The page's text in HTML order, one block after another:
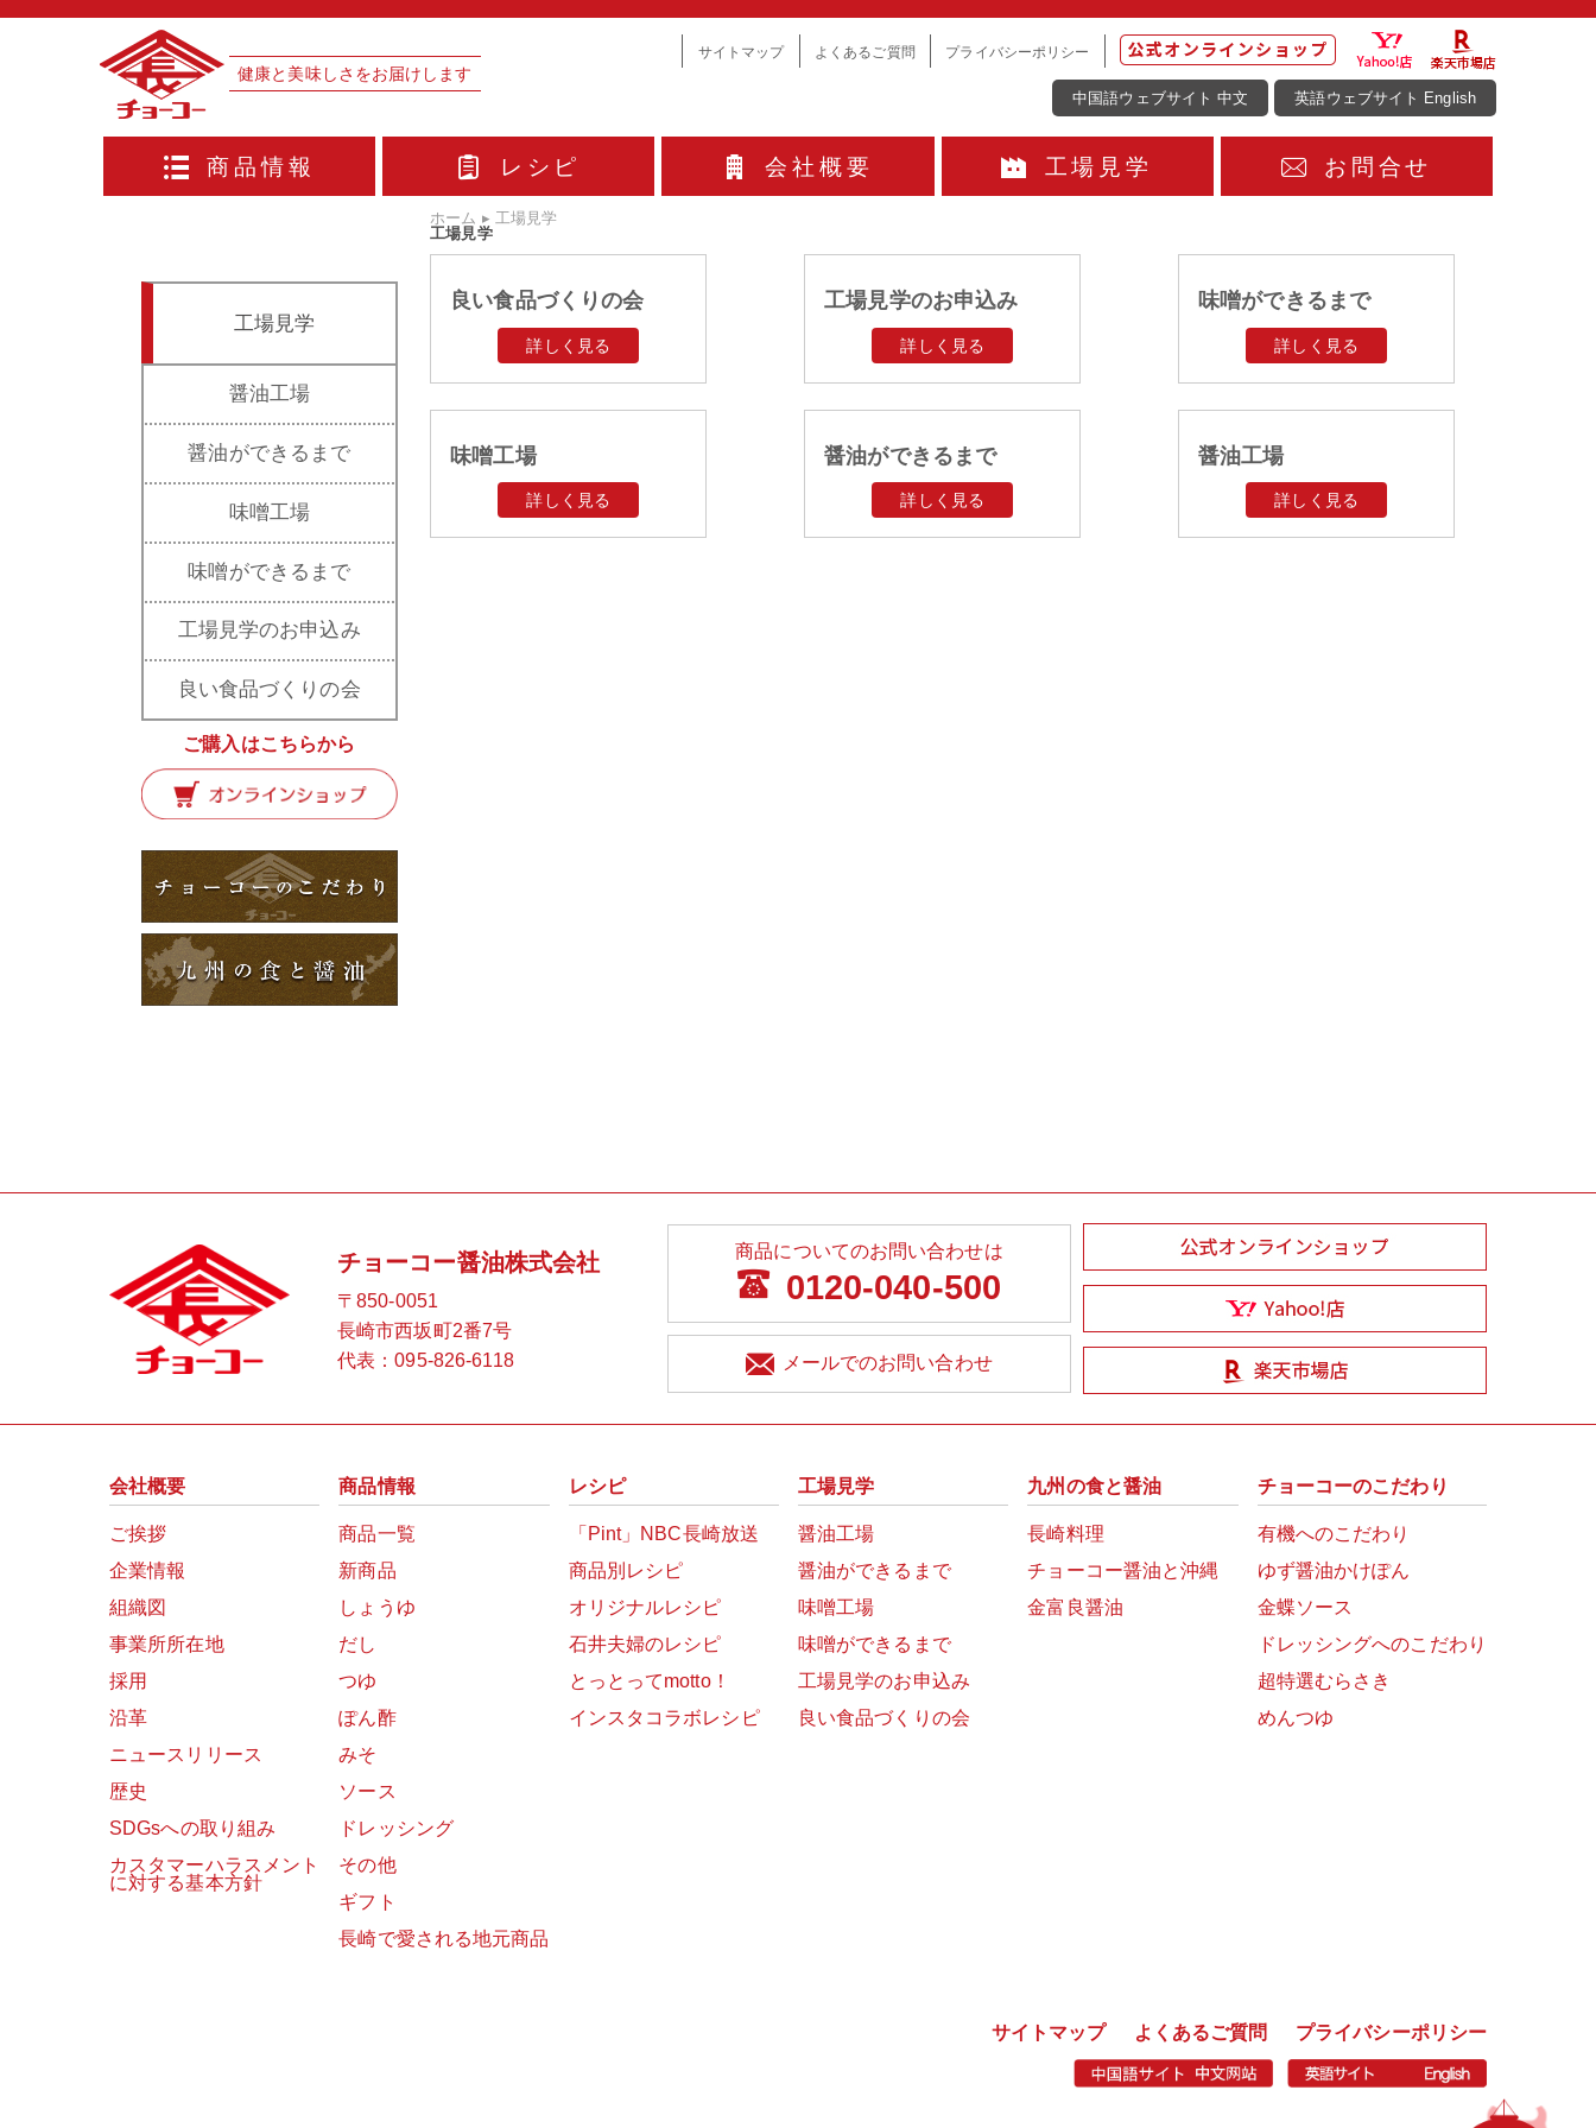
健康と美味しさをお届けします
サイトマップ よくあるご質問 プライバシーポリシー
中国語ウェブサイト 中文 英語ウェブサイト English
商品情報 レシピ 会社概要 工場見学 お問合せ
工場見学
醤油工場
醤油ができるまで
味噌工場
味噌ができるまで
工場見学のお申込み
良い食品づくりの会
ご購入はこちらから
ホーム ▸ 工場見学
工場見学
良い食品づくりの会
詳しく見る
工場見学のお申込み
詳しく見る
味噌ができるまで
詳しく見る
味噌工場
詳しく見る
醤油ができるまで
詳しく見る
醤油工場
詳しく見る
チョーコー醤油株式会社
〒850-0051
長崎市西坂町2番7号
代表：095-826-6118
商品についてのお問い合わせは
0120-040-500
メールでのお問い合わせ
会社概要
ご挨拶
企業情報
組織図
事業所所在地
採用
沿革
ニュースリリース
歴史
SDGsへの取り組み
カスタマーハラスメント
に対する基本方針
商品情報
商品一覧
新商品
しょうゆ
だし
つゆ
ぽん酢
みそ
ソース
ドレッシング
その他
ギフト
長崎で愛される地元商品
レシピ
「Pint」NBC長崎放送
商品別レシピ
オリジナルレシピ
石井夫婦のレシピ
とっとってmotto！
インスタコラボレシピ
工場見学
醤油工場
醤油ができるまで
味噌工場
味噌ができるまで
工場見学のお申込み
良い食品づくりの会
九州の食と醤油
長崎料理
チョーコー醤油と沖縄
金富良醤油
チョーコーのこだわり
有機へのこだわり
ゆず醤油かけぽん
金蝶ソース
ドレッシングへのこだわり
超特選むらさき
めんつゆ
サイトマップ よくあるご質問 プライバシーポリシー